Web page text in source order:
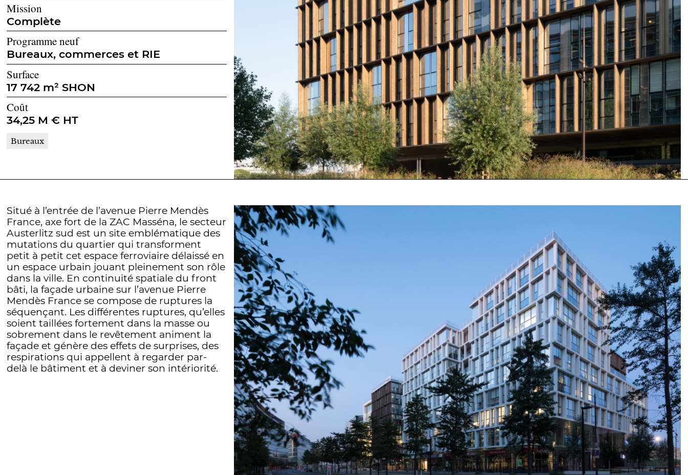
Mission
Complète
Programme neuf
Bureaux, commerces et RIE
Surface
17 742 m² SHON
Coût
34,25 M € HT
Bureaux
Situé à l’entrée de l’avenue Pierre Mendès
France, axe fort de la ZAC Masséna, le secteur
Austerlitz sud est un site emblématique des
mutations du quartier qui transforment
petit à petit cet espace ferroviaire délaissé en
un espace urbain jouant pleinement son rôle
dans la ville. En continuité spatiale du front
bâti, la façade urbaine sur l’avenue Pierre
Mendès France se compose de ruptures la
séquençant. Les différentes ruptures, qu’elles
soient taillées fortement dans la masse ou
sobrement dans le revêtement animent la
façade et génère des effets de surprises, des
respirations qui appellent à regarder par-
delà le bâtiment et à deviner son intériorité.